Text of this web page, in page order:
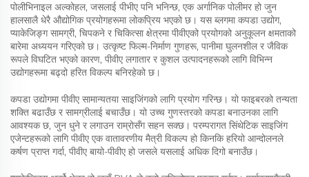
पोलीभिनाइल अल्कोहल, जसलाई पीभीए पनि भनिन्छ, एक अर्गानिक पोलीमर हो जुन
हालसालै धेरै औद्योगिक प्रयोगहरूमा लोकप्रिय भएको छ। यस ब्लगमा कपडा उद्योग,
प्याकेजिङ्ग सामग्री, चिपकने र चिकित्सा क्षेत्रमा पीवीएको प्रयोगको अनुकूलन क्षमताको
बारेमा अध्ययन गरिएको छ। उत्कृष्ट फिल्म-निर्माण गुणहरू, पानीमा घुलनशील र जैविक
रूपले विघटित भएको कारण, पीवीए लगातार र कुशल उत्पादनहरूको लागि विभिन्न
उद्योगहरूमा बढ्दो हरित विकल्प बनिरहेको छ।
कपडा उद्योगमा पीवीए सामान्यतया साइजिंगको लागि प्रयोग गरिन्छ। यो फाइबरको तन्यता
शक्ति बढाउँछ र सामग्रीलाई बचाउँछ। यो उच्च गुणस्तरको कपडा बनाउनका लागि
आवश्यक छ, जुन धुने र लगाउन राम्रोसँग सहन सक्छ। परम्परागत सिंथेटिक साइजिंग
एजेन्टहरूको लागि पीवीए एक वातावरणीय मैत्री विकल्प हो किनकि हरियो आन्दोलनले
कर्षण प्राप्त गर्दा, पीवीए बायो-पीवीए हो जसले यसलाई अधिक दिगो बनाउँछ।